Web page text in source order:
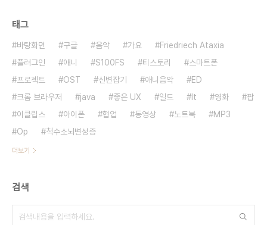
태그
바탕화면 구글 음악 가요
Friedriech Ataxia
플러그인
애니 S100FS 티스토리
스마트폰
프로젝트
OST 신변잡기 애니음악
ED
크롬 브라우저
java 좋은 UX 일드 It 영화
팝
이클립스
아이폰 협업 동영상 노트북
MP3
Op
척수소뇌변성증
더보기
검색